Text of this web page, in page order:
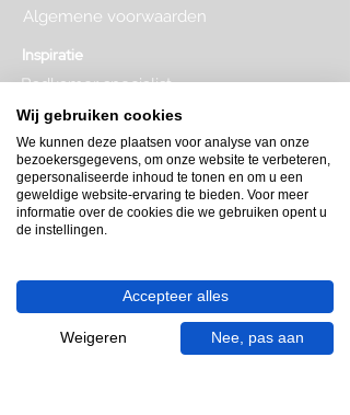
Algemene voorwaarden
Inspiratie
Badkamer specialist
Complete badkamer
Badkamer kopen
Badkamer op maat
Badkamer indeling
Badkamer plattegrond
Badkamer verbouwen
Toilet renovatie
Visgraat tegels
Wij gebruiken cookies
We kunnen deze plaatsen voor analyse van onze
bezoekersgegevens, om onze website te verbeteren,
gepersonaliseerde inhoud te tonen en om u een
geweldige website-ervaring te bieden. Voor meer
informatie over de cookies die we gebruiken opent u
de instellingen.
Accepteer alles
Weigeren Nee, pas aan